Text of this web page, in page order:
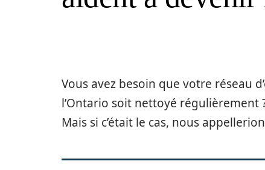
Vous avez besoin que votre réseau
l’Ontario soit nettoyé régulièrement
Mais si c’était le cas, nous